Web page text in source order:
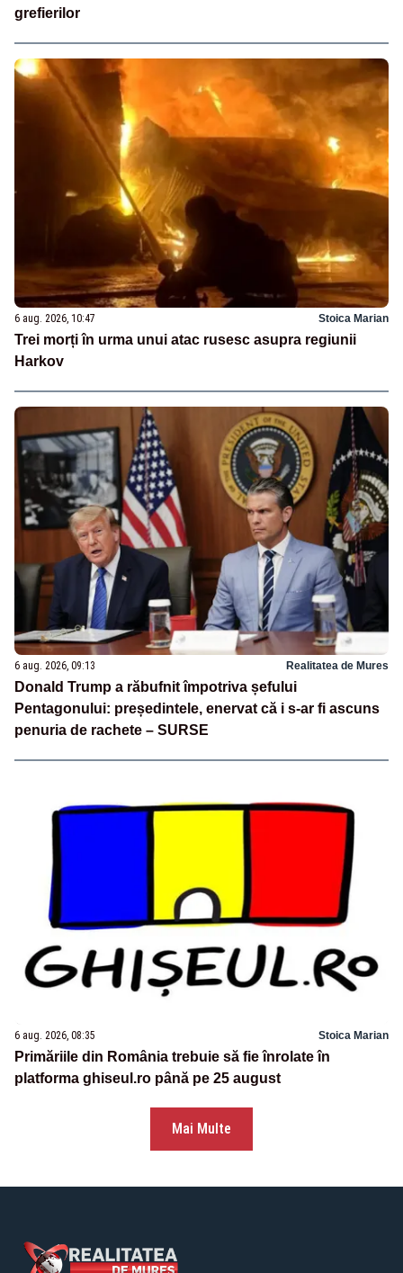
grefierilor
6 aug. 2026, 10:47 Stoica Marian
Trei morți în urma unui atac rusesc asupra regiunii
Harkov
6 aug. 2026, 09:13 Realitatea de Mures
Donald Trump a răbufnit împotriva șefului
Pentagonului: președintele, enervat că i s-ar fi ascuns
penuria de rachete – SURSE
6 aug. 2026, 08:35 Stoica Marian
Primăriile din România trebuie să fie înrolate în
platforma ghiseul.ro până pe 25 august
Mai Multe